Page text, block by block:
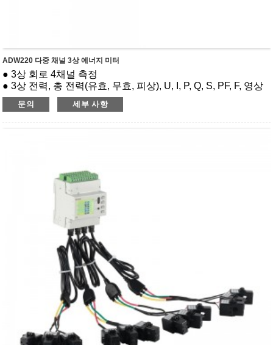
ADW220 다중 채널 3상 에너지 미터
● 3상 회로 4채널 측정
● 3상 전력, 총 전력(유효, 무효, 피상), U, I, P, Q, S, PF, F, 영상
전류, 전압/전류 위상각, 전압/전류 불평형도 등을 측정합니다.
● 통신 : RS485(Modbus-RTU), Lora
● 과전압, 과전류, 결상, DI 연결 및 기타 알람 출력을 지원합니
● 정확도 : 0.5등급
● 12채널 스위칭 입력+4채널 스위칭 출력;
● 12비트 섹션 LCD 디스플레이, 배경 조명
● 12채널 외부 NTC 온도 + 4채널 잔류 전류 측정(누설 전류);
● 정격전압 : 3×220/380V
● 정격전류 : 5A(2차변압), 100A, 400A, 600A.
문의 세부 사항